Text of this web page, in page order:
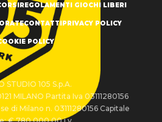
REGOLAMENTI GIOCHI LIBERI
CONTATTI PRIVACY POLICY
POLICY
STUDIO 105 S.p.A.
MILANO Partita Iva 03111280156
di Milano n. 03111280156 Capitale